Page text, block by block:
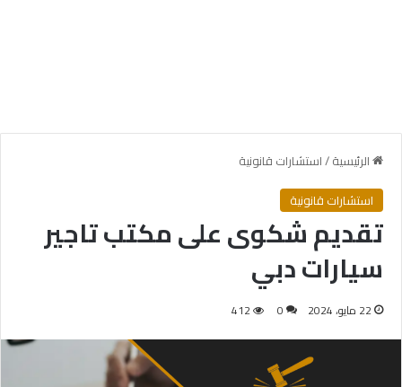
الرئيسية/استشارات قانونية
استشارات قانونية
تقديم شكوى على مكتب تاجير
سيارات دبي
22 مايو، 2024 0
412